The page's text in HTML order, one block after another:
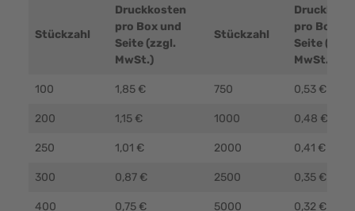
Stückzahl
Druckkosten
pro Box und
Seite (zzgl.
MwSt.)
Stückzahl
pro Box
Seite (zzgl.
MwSt.)
100 1,85 € 750 0,53 €
200 1,15 € 1000 0,48 €
250 1,01 € 2000 0,41 €
300 0,87 € 2500 0,35 €
400 0,75 € 5000 0,32 €